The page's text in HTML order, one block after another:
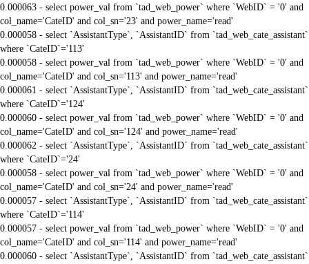
0.000063 - select power_val from `tad_web_power` where `WebID` = '0' and
col_name='CateID' and col_sn='23' and power_name='read'
0.000058 - select `AssistantType`, `AssistantID` from `tad_web_cate_assistant`
where `CateID`='113'
0.000058 - select power_val from `tad_web_power` where `WebID` = '0' and
col_name='CateID' and col_sn='113' and power_name='read'
0.000061 - select `AssistantType`, `AssistantID` from `tad_web_cate_assistant`
where `CateID`='124'
0.000060 - select power_val from `tad_web_power` where `WebID` = '0' and
col_name='CateID' and col_sn='124' and power_name='read'
0.000062 - select `AssistantType`, `AssistantID` from `tad_web_cate_assistant`
where `CateID`='24'
0.000058 - select power_val from `tad_web_power` where `WebID` = '0' and
col_name='CateID' and col_sn='24' and power_name='read'
0.000057 - select `AssistantType`, `AssistantID` from `tad_web_cate_assistant`
where `CateID`='114'
0.000057 - select power_val from `tad_web_power` where `WebID` = '0' and
col_name='CateID' and col_sn='114' and power_name='read'
0.000060 - select `AssistantType`, `AssistantID` from `tad_web_cate_assistant`